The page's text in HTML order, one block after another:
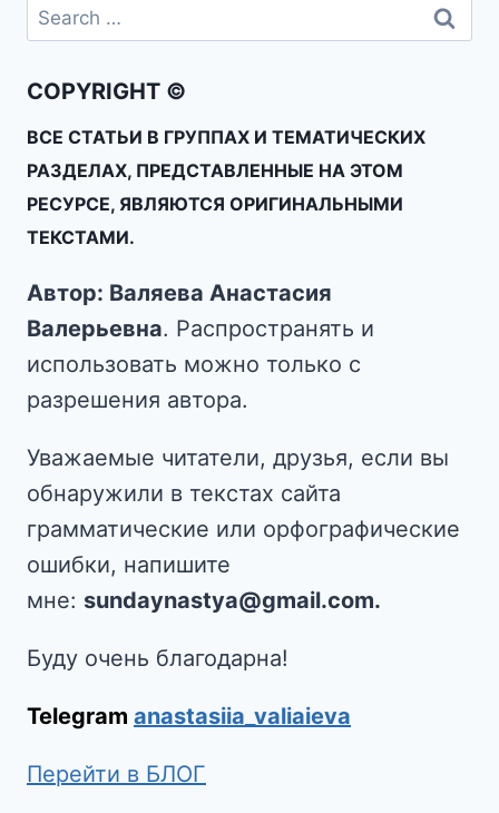
COPYRIGHT ©
ВСЕ СТАТЬИ В ГРУППАХ И ТЕМАТИЧЕСКИХ
РАЗДЕЛАХ, ПРЕДСТАВЛЕННЫЕ НА ЭТОМ
РЕСУРСЕ, ЯВЛЯЮТСЯ ОРИГИНАЛЬНЫМИ
ТЕКСТАМИ.
Автор: Валяева Анастасия
Валерьевна. Распространять и
использовать можно только с
разрешения автора.
Уважаемые читатели, друзья, если вы
обнаружили в текстах сайта
грамматические или орфографические
ошибки, напишите
мне: sundaynastya@gmail.com.
Буду очень благодарна!
Telegram anastasiia_valiaieva
Перейти в БЛОГ